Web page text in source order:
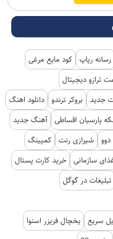
رسانه رپاپ کود مایع مرغی
ترازو دیجیتال
جدید بروکر ترندو دانلود اهنگ
پارسیان اقساطی آهنگ جدید
شیرازی رنت کمپینگ
سازمانی خرید کارت پستال
تبلیغات در گوگل
سریع یخچال فریزر اسنوا